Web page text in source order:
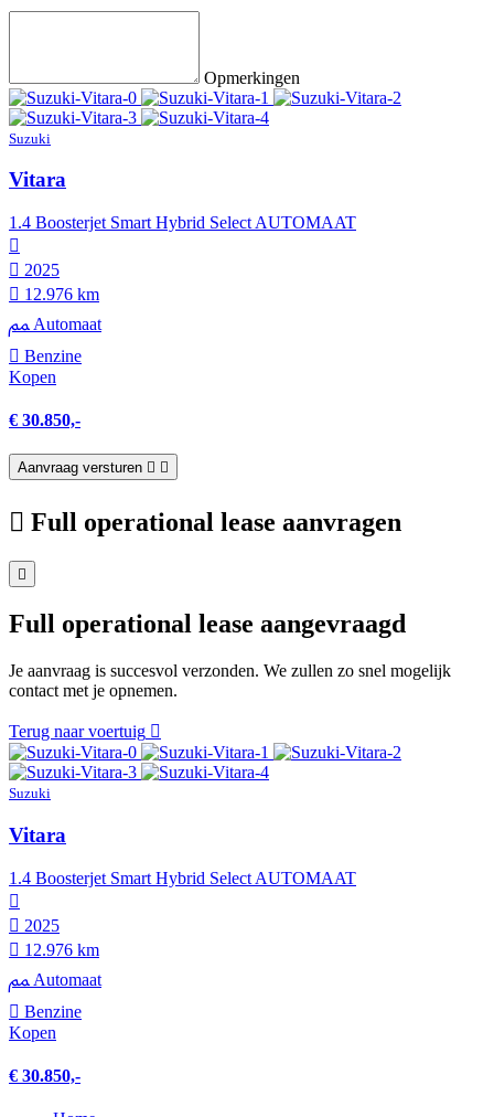
Opmerkingen
Suzuki
Vitara
1.4 Boosterjet Smart Hybrid Select AUTOMAAT
2025
12.976 km
Automaat
Benzine
Kopen
€ 30.850,-
Aanvraag versturen
Full operational lease aanvragen
Full operational lease aangevraagd
Je aanvraag is succesvol verzonden. We zullen zo snel mogelijk
contact met je opnemen.
Terug naar voertuig
Suzuki
Vitara
1.4 Boosterjet Smart Hybrid Select AUTOMAAT
2025
12.976 km
Automaat
Benzine
Kopen
€ 30.850,-